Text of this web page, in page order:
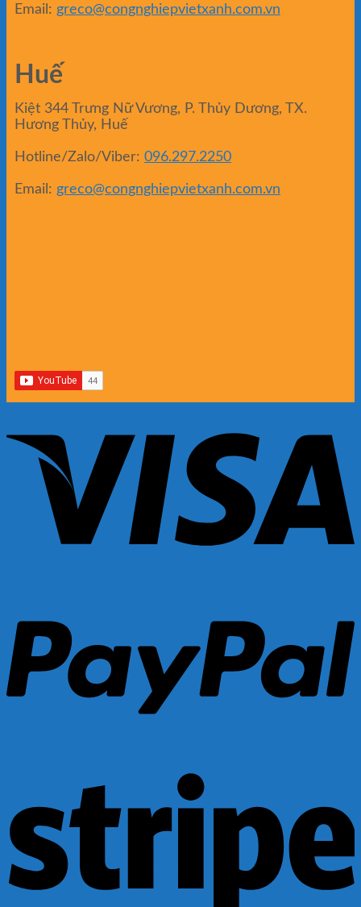
Email: greco@congnghiepvietxanh.com.vn
Huế
Kiệt 344 Trưng Nữ Vương, P. Thủy Dương, TX.
Hương Thủy, Huế
Hotline/Zalo/Viber: 096.297.2250
Email: greco@congnghiepvietxanh.com.vn